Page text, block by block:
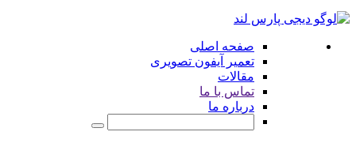
صفحه اصلی
تعمیر آیفون تصویری
مقالات
تماس با ما
درباره ما